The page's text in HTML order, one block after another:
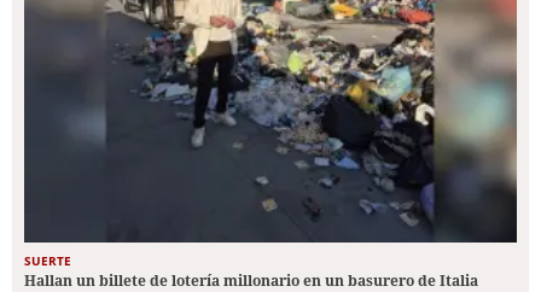
SUERTE
Hallan un billete de lotería millonario en un basurero de Italia